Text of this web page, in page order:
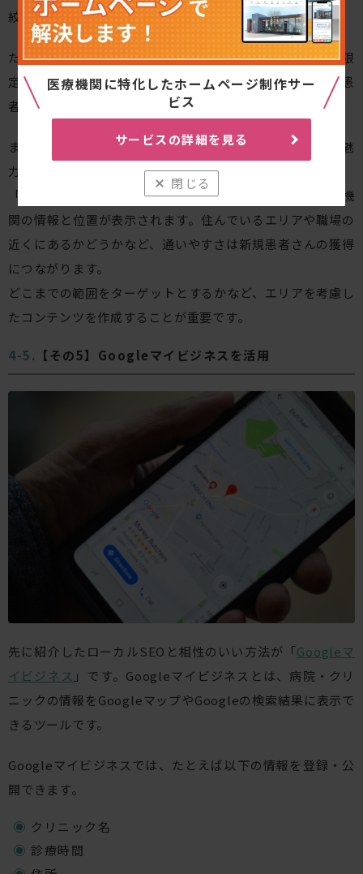
絞る方法です。
たとえば「大阪市淀川区 小児科」など、特定のエリアに限
定して「病院・クリニック・歯科医院を知りたい」と思う患
者さんをターゲットにするわけです。
また、ローカルSEOはGoogleマップと連動している点も魅
力です。
「地名×診療科」で検索すると、地図上に病院などの医療機
関の情報と位置が表示されます。住んでいるエリアや職場の
近くにあるかどうかなど、通いやすさは新規患者さんの獲得
につながります。
どこまでの範囲をターゲットとするかなど、エリアを考慮し
たコンテンツを作成することが重要です。
【その5】Googleマイビジネスを活用
先に紹介したローカルSEOと相性のいい方法が「Googleマ
イビジネス 」です。Googleマイビジネスとは、病院・クリ
ニックの情報をGoogleマップやGoogleの検索結果に表示で
きるツールです。
Googleマイビジネスでは、たとえば以下の情報を登録・公
開できます。
クリニック名
診療時間
医療機関に特化したホームページ制作サー
ビス
サービスの詳細を見る
閉じる